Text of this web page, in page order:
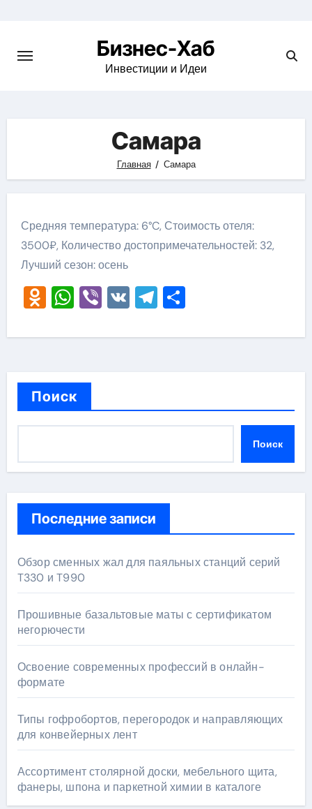
content
Бизнес-Хаб
Инвестиции и Идеи
Самара
Главная Самара
Средняя температура: 6°C, Стоимость отеля:
3500₽, Количество достопримечательностей: 32,
Лучший сезон: осень
Odnoklassniki
WhatsApp
Viber
VKTelegram
Отправить
Поиск
Поиск
Последние записи
Обзор сменных жал для паяльных станций серий
T330 и T990
Прошивные базальтовые маты с сертификатом
негорючести
Освоение современных профессий в онлайн-
формате
Типы гофробортов, перегородок и направляющих
для конвейерных лент
Ассортимент столярной доски, мебельного щита,
фанеры, шпона и паркетной химии в каталоге